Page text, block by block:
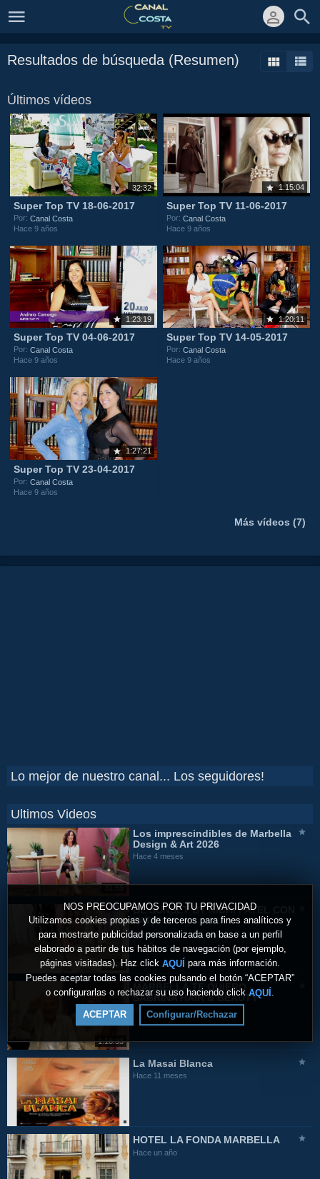
NOS PREOCUPAMOS POR TU PRIVACIDAD
Utilizamos cookies propias y de terceros para fines analíticos y
para mostrarte publicidad personalizada en base a un perfil
elaborado a partir de tus hábitos de navegación (por ejemplo,
páginas visitadas). Haz click AQUÍ para más información.
Puedes aceptar todas las cookies pulsando el botón “ACEPTAR”
o configurarlas o rechazar su uso haciendo click AQUÍ
ACEPTAR Configurar/Rechazar
Resultados de búsqueda (Resumen)
Últimos vídeos
32:32
Super Top TV 18-06-2017
Por:Canal Costa
Hace 9 años
1:15:04
Super Top TV 11-06-2017
Por:Canal Costa
Hace 9 años
1:23:19
Super Top TV 04-06-2017
Por:Canal Costa
Hace 9 años
1:20:11
Super Top TV 14-05-2017
Por:Canal Costa
Hace 9 años
1:27:21
Super Top TV 23-04-2017
Por:Canal Costa
Hace 9 años
Más vídeos (7)
Lo mejor de nuestro canal... Los seguidores!
Ultimos Videos
31:59
Los imprescindibles de Marbella
Design & Art 2026
Hace 4 meses
09:05
BE SUNSET BY NIDHI PATEL CON
PATRICIA
Hace 11 meses
1:18:33
MARBELLA TE QUIERO -
SABRINA HAIR & BEAUTY
Hace 11 meses
La Masai Blanca
Hace 11 meses
HOTEL LA FONDA MARBELLA
Hace un año